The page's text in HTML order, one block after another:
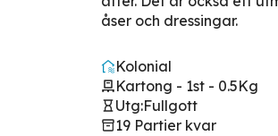
åser och dressingar.
Kolonial
Kartong - 1st - 0.5Kg
Utg:Fullgott
19 Partier kvar